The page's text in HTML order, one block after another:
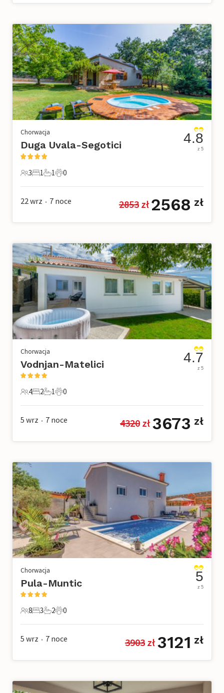
Chorwacja
Duga Uvala-Segotici
3 Goście
3
1 Sypialnia
1
1 Łazienka
1
0 Zwierzęta domowe
0
4.8
z 5
22 wrz • 7 noce 2853 zł 2568 zł
Chorwacja
Vodnjan-Matelici
4 Goście
4
2 Sypialnie
2
1 Łazienka
1
0 Zwierzęta domowe
0
4.7
z 5
5 wrz • 7 noce 4320 zł 3673 zł
Chorwacja
Pula-Muntic
8 Goście
8
3 Sypialnie
3
2 Łazienki
2
0 Zwierzęta domowe
0
5
z 5
5 wrz • 7 noce 3903 zł 3121 zł